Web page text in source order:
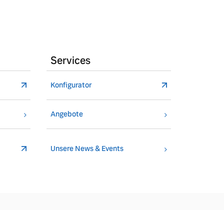
Services
Konfigurator
Angebote
Unsere News & Events